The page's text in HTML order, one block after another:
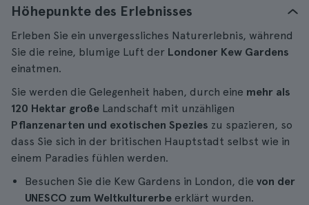
Höhepunkte des Erlebnisses
Erleben Sie ein unvergessliches Naturerlebnis, während
Sie die reine, blumige Luft der Londoner Kew Gardens
einatmen.
Sie werden die Gelegenheit haben, durch eine mehr als
120 Hektar große Landschaft mit unzähligen
Pflanzenarten und exotischen Spezies zu spazieren, so
dass Sie sich in der britischen Hauptstadt selbst wie in
einem Paradies fühlen werden.
Besuchen Sie die Kew Gardens in London, die von der
UNESCO zum Weltkulturerbe erklärt wurden.